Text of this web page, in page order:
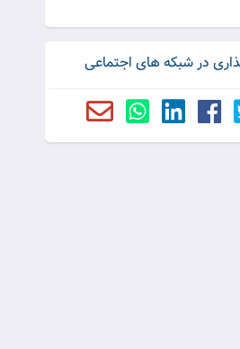
در شبکه های اجتماعی